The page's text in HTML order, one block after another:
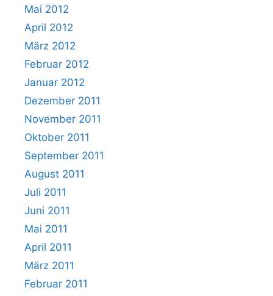
Mai 2012
April 2012
März 2012
Februar 2012
Januar 2012
Dezember 2011
November 2011
Oktober 2011
September 2011
August 2011
Juli 2011
Juni 2011
Mai 2011
April 2011
März 2011
Februar 2011